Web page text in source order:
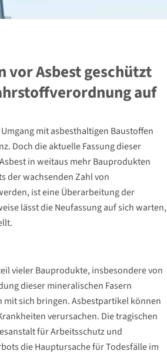
vor Asbest geschützt
auf
mit asbesthaltigen Baustoffen
Doch die aktuelle Fassung dieser
in weitaus mehr Bauprodukten
der wachsenden Zahl von
ist eine Überarbeitung der
lässt die Neufassung auf sich warten,
vieler Bauprodukte, insbesondere von
dieser mineralischen Fasern
sich bringen. Asbestpartikel können
verursachen. Die tragischen
für Arbeitsschutz und
die Hauptursache für Todesfälle im